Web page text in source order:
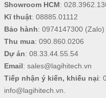
Showroom HCM:
Kĩ thuật: 08885.01112
Bảo hành: 0974147300(Zalo)
Thu mua: 090.860.0206
Dự án: 08.33.44.55.54
Email: sales@lagihitech.vn
Tiếp nhận ý kiến, khiếu nại:
info@lagihitech.vn.